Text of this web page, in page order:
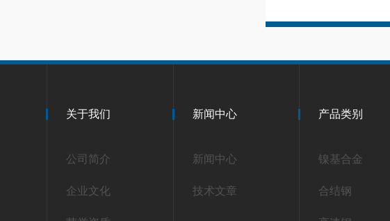
关于我们
公司简介
企业文化
新闻中心
新闻中心
技术文章
产品类别
镍基合金
合结钢